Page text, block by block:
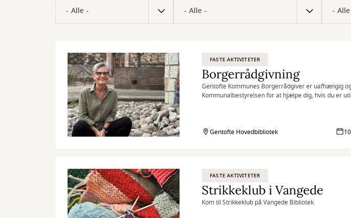
FASTE AKTIVITETER
Borgerrådgivning
Gentofte Kommunes Borgerrådgiver er uafhængig
Kommunalbestyrelsen for at hjælpe dig, hvis du er
Gentofte Hovedbibliotek
FASTE AKTIVITETER
Strikkeklub i Vangede
Kom til Strikkeklub på Vangede Bibliotek.